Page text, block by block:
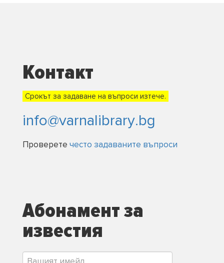
Контакт
Срокът за задаване на въпроси изтече.
info@varnalibrary.bg
Проверете често задаваните въпроси
Абонамент за
известия